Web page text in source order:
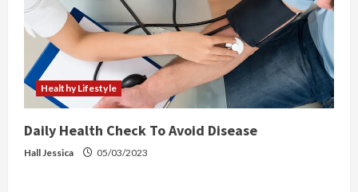
Healthy Lifestyle
Daily Health Check To Avoid Disease
Hall Jessica 05/03/2023